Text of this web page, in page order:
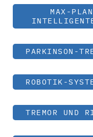
MAX-
PARKINSON-
ROBOTIK-
TREMOR UND